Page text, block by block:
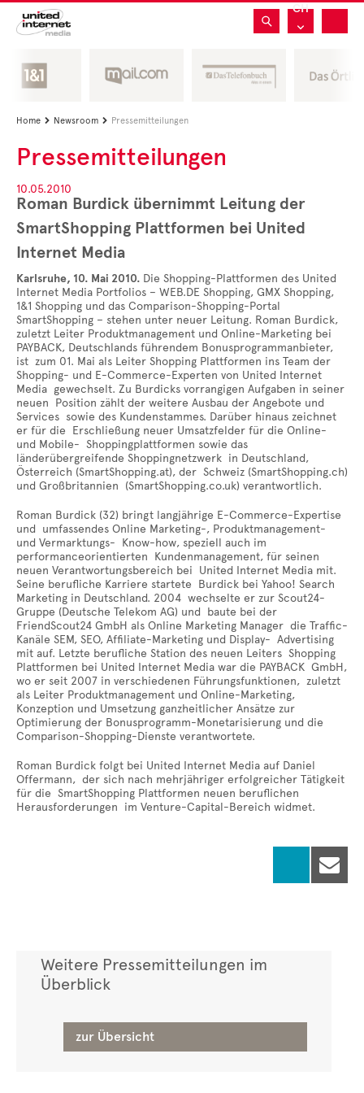
CH
Home  Newsroom  Pressemitteilungen
Pressemitteilungen
10.05.2010
Roman Burdick übernimmt Leitung der
SmartShopping Plattformen bei United
Internet Media
Karlsruhe, 10. Mai 2010. Die Shopping-Plattformen des United
Internet Media Portfolios – WEB.DE Shopping, GMX Shopping,
1&1 Shopping und das Comparison-Shopping-Portal
SmartShopping – stehen unter neuer Leitung. Roman Burdick,
zuletzt Leiter Produktmanagement und Online-Marketing bei
PAYBACK, Deutschlands führendem Bonusprogrammanbieter,
ist zum 01. Mai als Leiter Shopping Plattformen ins Team der
Shopping- und E-Commerce-Experten von United Internet
Media gewechselt. Zu Burdicks vorrangigen Aufgaben in seiner
neuen Position zählt der weitere Ausbau der Angebote und
Services sowie des Kundenstammes. Darüber hinaus zeichnet
er für die Erschließung neuer Umsatzfelder für die Online-
und Mobile- Shoppingplattformen sowie das
länderübergreifende Shoppingnetzwerk in Deutschland,
Österreich (SmartShopping.at), der Schweiz (SmartShopping.ch)
und Großbritannien (SmartShopping.co.uk) verantwortlich.
Roman Burdick (32) bringt langjährige E-Commerce-Expertise
und umfassendes Online Marketing-, Produktmanagement-
und Vermarktungs- Know-how, speziell auch im
performanceorientierten Kundenmanagement, für seinen
neuen Verantwortungsbereich bei United Internet Media mit.
Seine berufliche Karriere startete Burdick bei Yahoo! Search
Marketing in Deutschland. 2004 wechselte er zur Scout24-
Gruppe (Deutsche Telekom AG) und baute bei der
FriendScout24 GmbH als Online Marketing Manager die Traffic-
Kanäle SEM, SEO, Affiliate-Marketing und Display- Advertising
mit auf. Letzte berufliche Station des neuen Leiters Shopping
Plattformen bei United Internet Media war die PAYBACK GmbH,
wo er seit 2007 in verschiedenen Führungsfunktionen, zuletzt
als Leiter Produktmanagement und Online-Marketing,
Konzeption und Umsetzung ganzheitlicher Ansätze zur
Optimierung der Bonusprogramm-Monetarisierung und die
Comparison-Shopping-Dienste verantwortete.
Roman Burdick folgt bei United Internet Media auf Daniel
Offermann, der sich nach mehrjähriger erfolgreicher Tätigkeit
für die SmartShopping Plattformen neuen beruflichen
Herausforderungen im Venture-Capital-Bereich widmet.

Weitere Pressemitteilungen im
Überblick
zur Übersicht